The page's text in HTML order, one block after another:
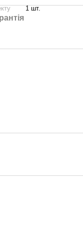
1 шт.